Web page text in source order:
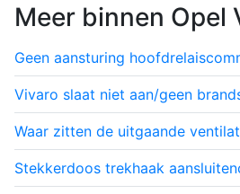
Meer binnen Opel
Geen aansturing hoofdrelais
Vivaro slaat niet aan/geen
Waar zitten de uitgaande
Stekkerdoos trekhaak aansluiten